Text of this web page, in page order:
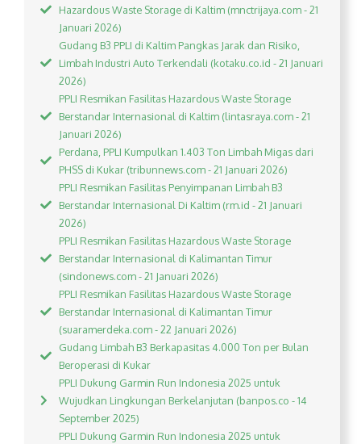
Hazardous Waste Storage di Kaltim (mnctrijaya.com - 21
Januari 2026)
Gudang B3 PPLI di Kaltim Pangkas Jarak dan Risiko,
Limbah Industri Auto Terkendali (kotaku.co.id - 21 Januari
2026)
PPLI Resmikan Fasilitas Hazardous Waste Storage
Berstandar Internasional di Kaltim (lintasraya.com - 21
Januari 2026)
Perdana, PPLI Kumpulkan 1.403 Ton Limbah Migas dari
PHSS di Kukar (tribunnews.com - 21 Januari 2026)
PPLI Resmikan Fasilitas Penyimpanan Limbah B3
Berstandar Internasional Di Kaltim (rm.id - 21 Januari
2026)
PPLI Resmikan Fasilitas Hazardous Waste Storage
Berstandar Internasional di Kalimantan Timur
(sindonews.com - 21 Januari 2026)
PPLI Resmikan Fasilitas Hazardous Waste Storage
Berstandar Internasional di Kalimantan Timur
(suaramerdeka.com - 22 Januari 2026)
Gudang Limbah B3 Berkapasitas 4.000 Ton per Bulan
Beroperasi di Kukar
PPLI Dukung Garmin Run Indonesia 2025 untuk
Wujudkan Lingkungan Berkelanjutan (banpos.co - 14
September 2025)
PPLI Dukung Garmin Run Indonesia 2025 untuk